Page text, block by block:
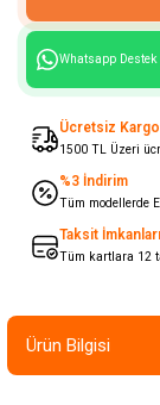
Whatsapp Destek
Ücretsiz Kargo
1500 TL Üzeri
%3 İndirim
Tüm modellerde
Taksit İmkanları
Tüm kartlara 12
Ürün Bilgisi